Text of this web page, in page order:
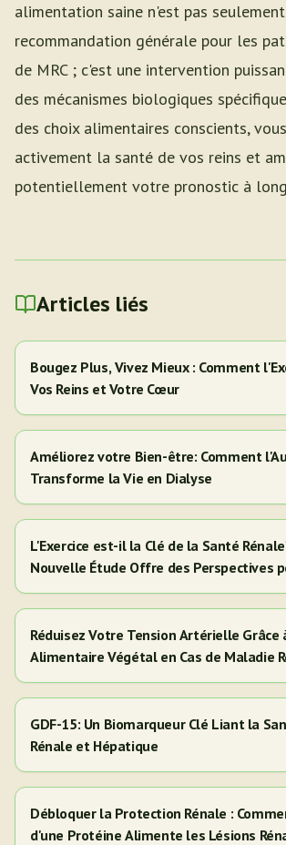
alimentation saine n'est pas
recommandation générale pour les
de MRC ; c'est une intervention
des mécanismes biologiques
des choix alimentaires conscients,
activement la santé de vos reins et
potentiellement votre pronostic à
Articles liés
Bougez Plus, Vivez Mieux : Comment
Vos Reins et Votre Cœur
Améliorez votre Bien-être: Comment
Transforme la Vie en Dialyse
L'Exercice est-il la Clé de la Santé
Nouvelle Étude Offre des Perspectives
Adultes Hispaniques/Latinos
Réduisez Votre Tension Artérielle Grâce
Alimentaire Végétal en Cas de Maladie
GDF-15: Un Biomarqueur Clé Liant la
Rénale et Hépatique
Débloquer la Protection Rénale :
d'une Protéine Alimente les Lésions